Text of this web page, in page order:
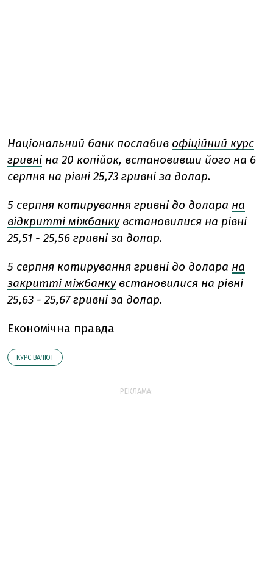
Національний банк послабив офіційний курс
гривні на 20 копійок, встановивши його на 6
серпня на рівні 25,73 гривні за долар.
5 серпня котирування гривні до долара на
відкритті міжбанкувстановилися на рівні
25,51 - 25,56 гривні за долар.
5 серпня котирування гривні до долара на
закритті міжбанкувстановилися на рівні
25,63 - 25,67 гривні за долар.
Економічна правда
КУРС ВАЛЮТ
РЕКЛАМА: